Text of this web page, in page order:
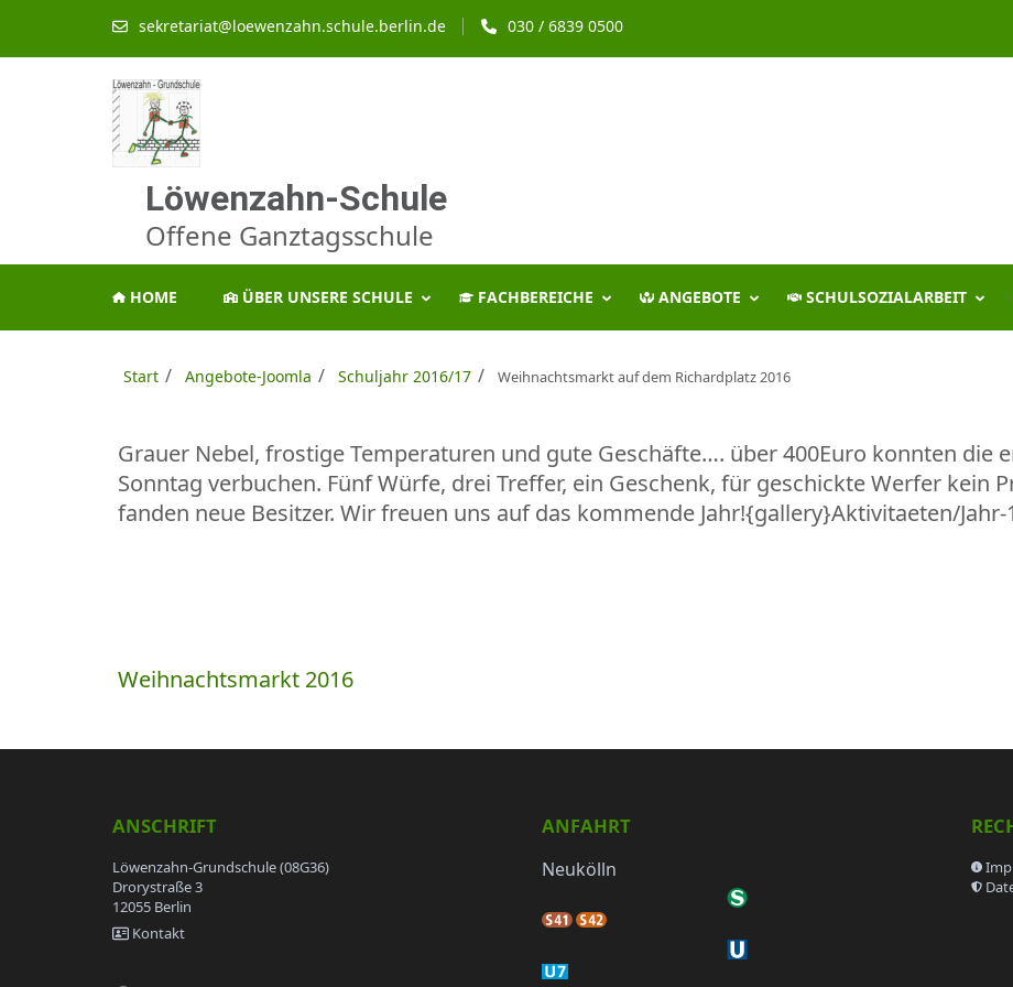
sekretariat@loewenzahn.schule.berlin.de 030 / 6839 0500
Löwenzahn-Schule
Offene Ganztagsschule
HOME ÜBER UNSERE SCHULE FACHBEREICHE ANGEBOTE SCHULSOZIALARBEIT
Start / Angebote-Joomla / Schuljahr 2016/17 / Weihnachtsmarkt auf dem Richardplatz 2016
Grauer Nebel, frostige Temperaturen und gute Geschäfte…. über 400Euro konnten die
Sonntag verbuchen. Fünf Würfe, drei Treffer, ein Geschenk, für geschickte Werfer kein
fanden neue Besitzer. Wir freuen uns auf das kommende Jahr!{gallery}Aktivitaeten/
Beitragsnavigation
Weihnachtsmarkt 2016
ANSCHRIFT
Löwenzahn-Grundschule (08G36)
Drorystraße 3
12055 Berlin
Kontakt
ANFAHRT
Neukölln